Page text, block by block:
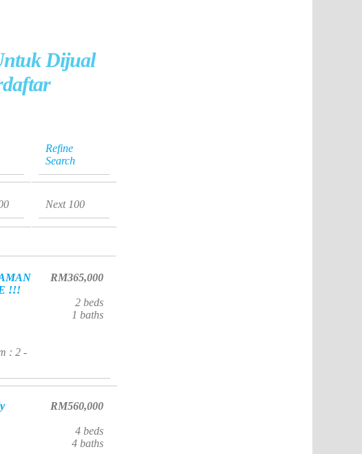
Dijual
Refine
Search
Next 100
!!!
: 2 -
RM365,000
2 beds
1 baths
RM560,000
4 beds
4 baths